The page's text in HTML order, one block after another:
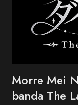
canções que
Morre Mei
banda The